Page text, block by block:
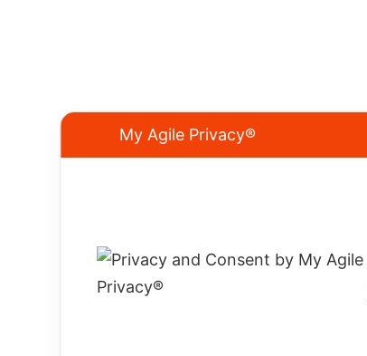
ELIOS SUB s.a.s. di Piccari Lidia & C.
My Agile Privacy®